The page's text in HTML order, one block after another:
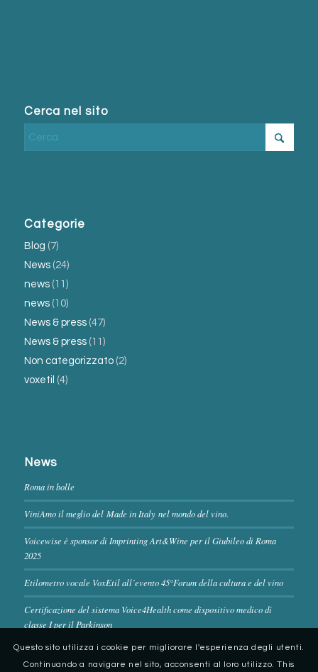
Cerca nel sito
Categorie
Blog (7)
News(24)
news(11)
news(10)
News & press(47)
News & press(11)
Non categorizzato(2)
voxetil (4)
News
Roma in bolle
ViniAmo il meglio del Made in Italy nel mondo del vino.
Voicewise è sponsor di Imprinting Art&Wine per il Giubileo di Roma
2025
Etilometro vocale VoxEtil all’evento 45°Forum della cultura e del vino
Certificazione del sistema Voice4Health come dispositivo medico di
classe I per il Parkinson
Questo sito utilizza i cookie per migliorare l'esperienza degli utenti.
Continuando a navigare nel sito, acconsenti al loro utilizzo. This